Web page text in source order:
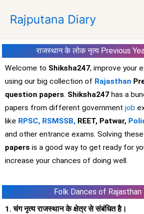
p
Rajputana Diary
राजस्थान के लोक नृत्य Previous
Welcome to Shiksha247, improve your
using our big collection of Rajasthan
question papers. Shiksha247 has a
papers from different government job
like RPSC, RSMSSB, REET, Patwar,
and other entrance exams. Solving these
papers is a good way to get ready for
increase your chances of doing well.
Folk Dances of Rajasthan
1. चंग नृत्य राजस्थान के क्षेत्र से संबंधित है।